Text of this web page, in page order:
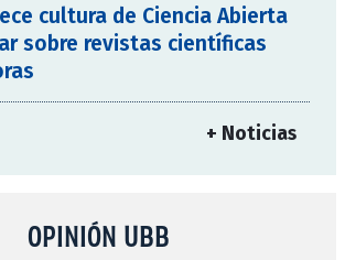
cultura de Ciencia Abierta
sobre revistas científicas
+ Noticias
OPINIÓN UBB